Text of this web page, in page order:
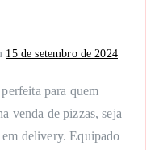
15 de setembro de 2024
para quem
venda de pizzas, seja
em delivery. Equipado